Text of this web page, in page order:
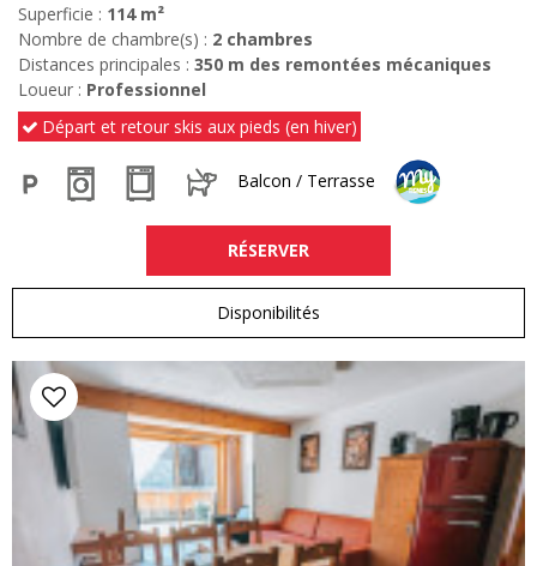
Superficie : 114 m²
Nombre de chambre(s) : 2 chambres
Distances principales : 350 m des remontées mécaniques
Loueur : Professionnel
Départ et retour skis aux pieds (en hiver)
Balcon / Terrasse
RÉSERVER
Disponibilités